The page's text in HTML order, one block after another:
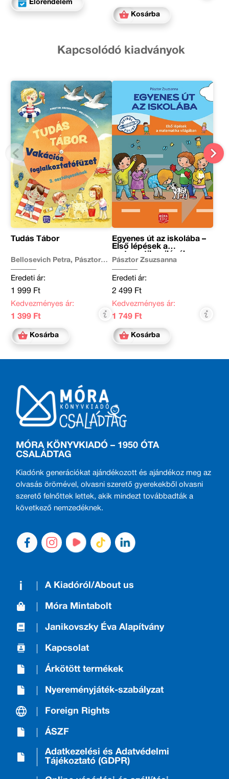
Előrendelem
Kosárba
Kapcsolódó kiadványok
Tudás Tábor
Bellosevich Petra, Pásztor
Eredeti ár:
1 999 Ft
Kedvezményes ár:
1 399 Ft
Kosárba
Egyenes út az iskolába –
Első lépések a
Pásztor Zsuzsanna
Eredeti ár:
2 499 Ft
Kedvezményes ár:
1 749 Ft
Kosárba
MÓRA KÖNYVKIADÓ – 1950 ÓTA
CSALÁDTAG
Kiadónk generációkat ajándékozott és ajándékoz meg az
olvasás örömével, olvasni szerető gyerekekből olvasni
szerető felnőttek lettek, akik mindezt továbbadták a
következő nemzedéknek.
A Kiadóról/About us
Móra Mintabolt
Janikovszky Éva Alapítvány
Kapcsolat
Árkötött termékek
Nyereményjáték-szabályzat
Foreign Rights
ÁSZF
Adatkezelési és Adatvédelmi
Tájékoztató (GDPR)